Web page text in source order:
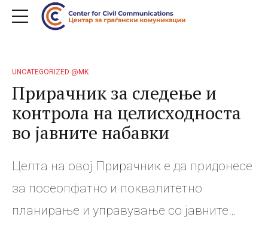
UNCATEGORIZED @MK
Прирачник за следење и
контрола на целисходноста
во јавните набавки
Целта на овој Прирачник е да придонесе
за посеопфатно и поквалитетно
планирање и управување со јавните